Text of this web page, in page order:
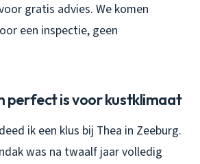
gratis advies. We komen
een inspectie, geen
perfect is voor kustklimaat
ik een klus bij Thea in Zeeburg.
was na twaalf jaar volledig